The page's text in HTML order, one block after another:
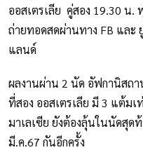
ออสเตรเลีย คู่สอง 19.30 น
ถ่ายทอดสดผ่านทาง FB และ
แลนด์
ผลงานผ่าน 2 นัด อัฟกานิสถ
ที่สอง ออสเตรเลีย มี 3 แต้ม
มาเลเซีย ยังต้องลุ้นในนัดสุ
มี.ค.67 กันอีกครั้ง